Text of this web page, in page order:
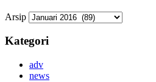
Arsip
Kategori
adv
news